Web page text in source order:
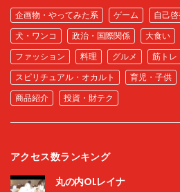
企画物・やってみた系 ゲーム 自己
犬・ワンコ
政治・国際関係 大食い
ファッション
料理 グルメ 筋トレ
スピリチュアル・オカルト
育児・子供
商品紹介
投資・財テク
アクセス数ランキング
丸の内OLレイナ